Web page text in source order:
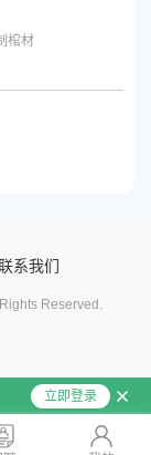
棺材
系我们
Reserved.
立即登录